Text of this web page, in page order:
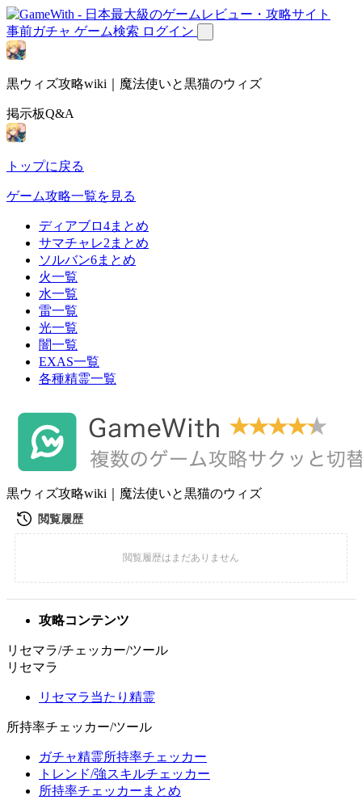
事前ガチャ ゲーム検索 ログイン
黒ウィズ攻略wiki｜魔法使いと黒猫のウィズ
掲示板Q&A
トップに戻る
ゲーム攻略一覧を見る
ディアブロ4まとめ
サマチャレ2まとめ
ソルバン6まとめ
火一覧
水一覧
雷一覧
光一覧
闇一覧
EXAS一覧
各種精霊一覧
黒ウィズ攻略wiki｜魔法使いと黒猫のウィズ
攻略コンテンツ
リセマラ/チェッカー/ツール
リセマラ
リセマラ当たり精霊
所持率チェッカー/ツール
ガチャ精霊所持率チェッカー
トレンド/強スキルチェッカー
所持率チェッカーまとめ